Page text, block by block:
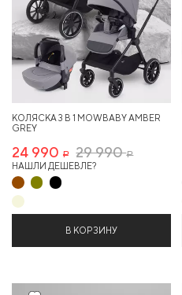
КОЛЯСКА 3 В 1 MOWBABY AMBER
GREY
24 990 Р 29 990Р
НАШЛИ ДЕШЕВЛЕ?
В КОРЗИНУ